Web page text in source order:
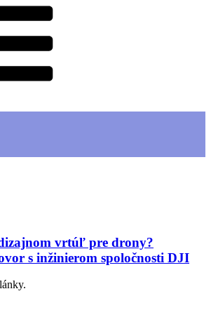
vrtúľ pre drony?
s inžinierom spoločnosti DJI